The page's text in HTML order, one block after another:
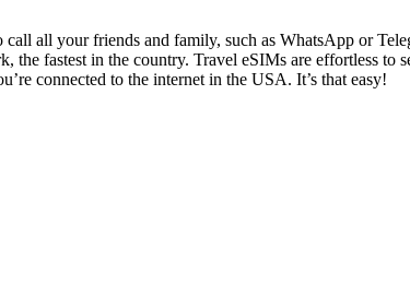
all your friends and family, such as WhatsApp or
fastest in the country. Travel eSIMs are effortless to
connected to the internet in the USA. It’s that easy!